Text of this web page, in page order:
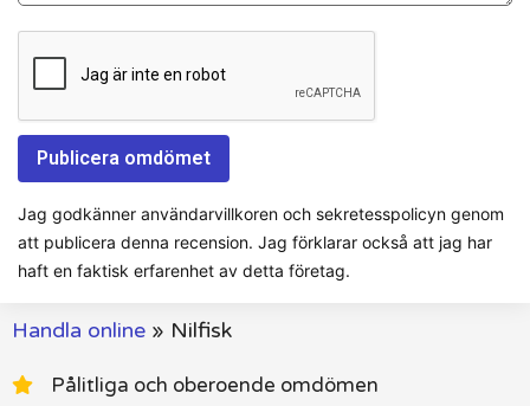
Jag godkänner användarvillkoren och sekretesspolicyn genom
att publicera denna recension. Jag förklarar också att jag har
haft en faktisk erfarenhet av detta företag.
Handla online » Nilfisk
Pålitliga och oberoende omdömen